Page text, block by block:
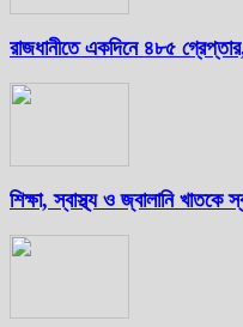
রাজধানীতে একদিনে ৪৮৫
শিক্ষা, স্বাস্থ্য ও জ্বালানি খাতকে